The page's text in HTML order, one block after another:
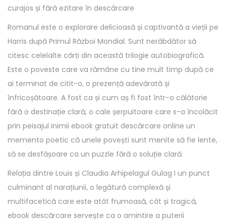
curajos și fără ezitare în descărcare
Romanul este o explorare delicioasă și captivantă a vieții pe
Harris după Primul Război Mondial. Sunt nerăbdător să
citesc celelalte cărți din această trilogie autobiografică.
Este o poveste care va rămâne cu tine mult timp după ce
ai terminat de citit-o, o prezență adevărată și
înfricoșătoare. A fost ca și cum aș fi fost într-o călătorie
fără o destinație clară, o cale șerpuitoare care s-a încolăcit
prin peisajul inimii ebook gratuit descărcare online un
memento poetic că unele povești sunt menite să fie lente,
să se desfășoare ca un puzzle fără o soluție clară.
Relația dintre Louis și Claudia Arhipelagul Gulag I un punct
culminant al narațiunii, o legătură complexă și
multifacetică care este atât frumoasă, cât și tragică,
ebook descărcare servește ca o amintire a puterii